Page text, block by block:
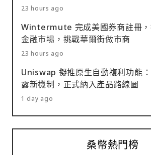
23 hours ago
Wintermute 完成美國券商註冊，
金融市場，挑戰華爾街做市商
23 hours ago
Uniswap 擬推原生自動複利功能
露新機制，正式納入產品路線圖
1 day ago
桑幣熱門榜